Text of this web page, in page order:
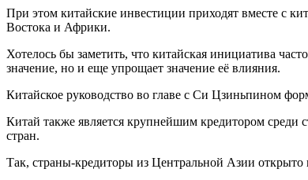
При этом китайские инвестиции приходят вместе с
Востока и Африки.
Хотелось бы заметить, что китайская инициатива
значение, но и еще упрощает значение её влияния.
Китайское руководство во главе с Си Цзиньпином
Китай также является крупнейшим кредитором среди
стран.
Так, страны-кредиторы из Центральной Азии открыто